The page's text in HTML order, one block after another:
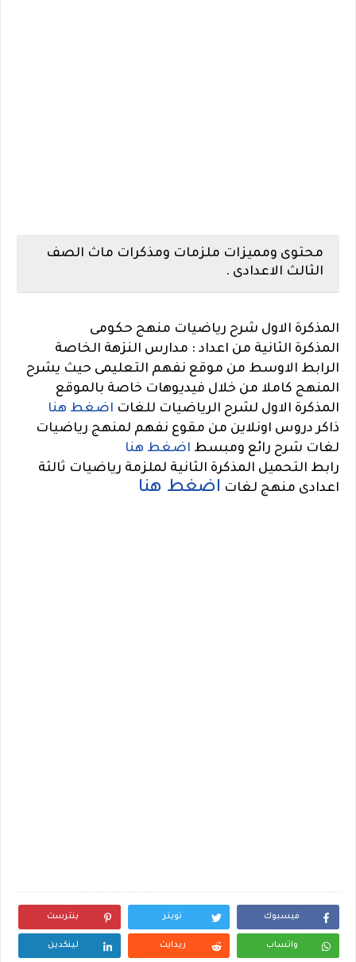
محتوى ومميزات ملزمات ومذكرات ماث الصف
الثالث الاعدادى .
المذكرة الاول شرح رياضيات منهج حكومى
المذكرة الثانية من اعداد : مدارس النزهة الخاصة
الرابط الاوسط من موقع نفهم التعليمى حيث يشرح
المنهج كاملا من خلال فيديوهات خاصة بالموقع
المذكرة الاول لشرح الرياضيات للغات اضغط هنا
ذاكر دروس اونلاين من مقوع نفهم لمنهج رياضيات
لغات شرح رائع ومبسط اضغط هنا
رابط التحميل المذكرة الثانية لملزمة رياضيات ثالثة
اعدادى منهج لغات اضغط هنا
فيسبوك تويتر بنترست
واتساب ريدايت لينكدين